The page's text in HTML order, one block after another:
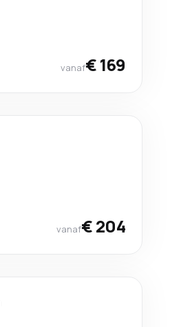
vanaf€ 169
vanaf€ 204